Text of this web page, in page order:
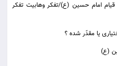
قیام امام حسین (ع)/تفکر وهابیت تفکر
یا مقدّر شده ؟
(ع)